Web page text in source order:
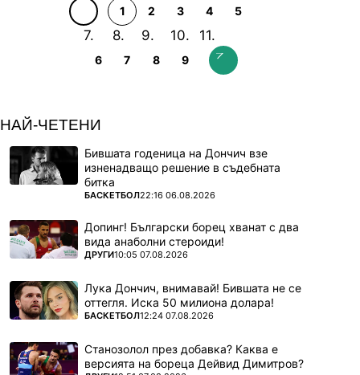
1 2 3 4 5
6 7 8 9
НАЙ-ЧЕТЕНИ
Бившата годеница на Дончич взе
изненадващо решение в съдебната
битка
ПОВЕЧЕ ОТ
БАСКЕТБОЛ22:16 06.08.2026
Допинг! Български борец хванат с два
вида анаболни стероиди!
ПОВЕЧЕ ОТ
ДРУГИ10:05 07.08.2026
Лука Дончич, внимавай! Бившата не се
оттегля. Иска 50 милиона долара!
ПОВЕЧЕ ОТ
БАСКЕТБОЛ12:24 07.08.2026
Станозолол през добавка? Каква е
версията на бореца Дейвид Димитров?